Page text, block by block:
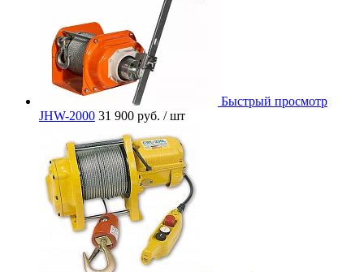
Быстрый просмотр
JHW-2000 31 900 руб. / шт